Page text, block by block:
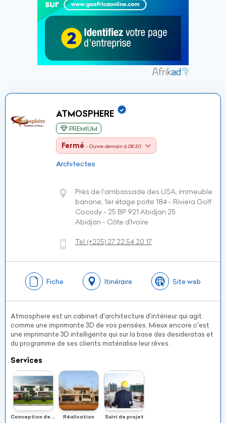
ATMOSPHERE
PREMIUM
Fermé - Ouvre demain à 08:30
Architectes
Près de l'ambassade des USA, immeuble
banane, 1er étage porte 184 - Riviera Golf
Cocody - 25 BP 921 Abidjan 25
Abidjan - Côte d’Ivoire
Tel:(+225) 27 22 54 20 17
Fiche Itinéraire Site web
Atmosphere est un cabinet d'architecture d'intérieur qui agit
comme une imprimante 3D de vos pensées. Mieux encore c'est
une imprimante 3D intelligente qui sur la base des desideratas et
du programme de ses clients matérialise leur rêves .
Services
Conception de Plan Réalisation Suivi de projet